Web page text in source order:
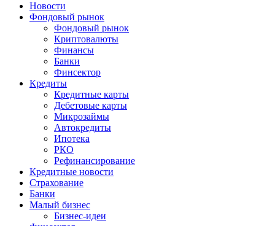
Новости
Фондовый рынок
Фондовый рынок
Криптовалюты
Финансы
Банки
Финсектор
Кредиты
Кредитные карты
Дебетовые карты
Микрозаймы
Автокредиты
Ипотека
РКО
Рефинансирование
Кредитные новости
Страхование
Банки
Малый бизнес
Бизнес-идеи